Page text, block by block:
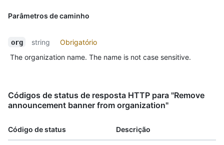
Parâmetros de caminho
org string
Obrigatório
The organization name. The name is not case sensitive.
Códigos de status de resposta HTTP para "Remove
announcement banner from organization"
Código de status Descrição